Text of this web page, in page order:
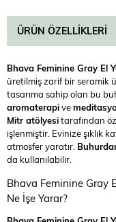
ÜRÜN ÖZELLIKLERI
Bhava Feminine Gray El
üretilmiş zarif bir seramik
tasarıma sahip olan bu
aromaterapive
Mitr atölyesitarafından
işlenmiştir. Evinize şıklık
atmosfer yaratır.
da kullanılabilir.
Bhava Feminine Gray
Ne İşe Yarar?